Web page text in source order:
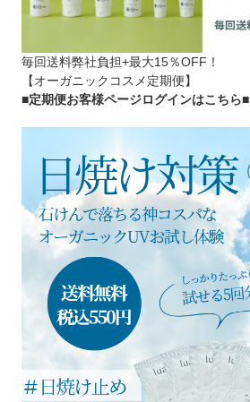
毎回送料弊社負担+最大15％OFF！
【オーガニックコスメ定期便】
■定期便お客様ページログインはこちら■